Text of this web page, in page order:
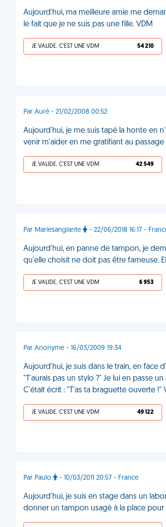
Aujourd'hui, ma meilleure amie me
le fait que je ne suis pas une fille. VDM
JE VALIDE, C'EST UNE VDM 54 210
Par Auré - 21/02/2008 00:52
Aujourd'hui, je me suis tapé la honte en
venir m'aider en me gratifiant au
JE VALIDE, C'EST UNE VDM 42 549
Par Mariesanglante - 22/06/2018 16:17 -
Aujourd'hui, en panne de tampon, je
qu'elle choisit ne doit pas être fameuse.
JE VALIDE, C'EST UNE VDM 6 953
Par Anonyme - 16/03/2009 19:34
Aujourd'hui, je suis dans le train, en face
"T'aurais pas un stylo ?" Je lui en passe
C'était écrit : "T'as ta braguette ouverte !"
JE VALIDE, C'EST UNE VDM 49 122
Par Paulo - 10/03/2011 20:57 - France
Aujourd'hui, je suis en stage dans un
donner un tampon usagé à la place pour